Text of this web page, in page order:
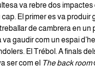
va rebre dos
El primer es va produir
de cambrera en un
gaudir com un espai
El Trébol. A finals
ser com el The back room